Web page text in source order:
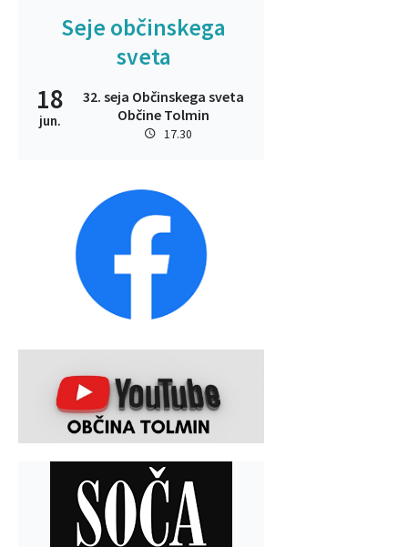
Seje občinskega
sveta
18
jun.
32. seja Občinskega sveta
Občine Tolmin
17.30